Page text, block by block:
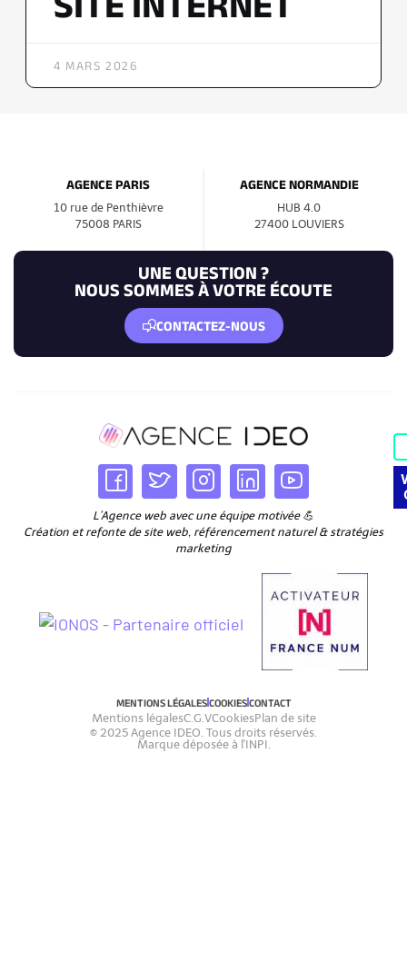
4 MARS 2026
AGENCE PARIS
10 rue de Penthièvre
75008 PARIS
AGENCE NORMANDIE
HUB 4.0
27400 LOUVIERS
UNE QUESTION ?
NOUS SOMMES À VOTRE ÉCOUTE
CONTACTEZ-NOUS
L’Agence web avec une équipe motivée 💪
Création et refonte de site web, référencement naturel & stratégies
marketing
MENTIONS LÉGALESCOOKIESCONTACT
Mentions légalesC.G.VCookiesPlan de site
© 2025 Agence IDEO. Tous droits réservés.
Marque déposée à l'INPI.